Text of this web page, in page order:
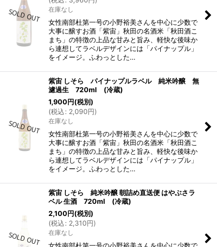
在庫なし
女性南部杜第一号の小野裕美さんを中心に少数で
大事に醸すお酒「紫宙」秋田の名酒米「秋田酒こ
まち」の特徴の上品な甘みと旨み、軽快な後味か
ら連想してラベルデザインには「パイナップル」
をイメージ。ふわっとした…
紫宙 しそら パイナップルラベル 純米吟醸 無
濾過生 720ml (冷蔵)
1,900円(税別)
(税込: 2,090円)
在庫なし
女性南部杜第一号の小野裕美さんを中心に少数で
大事に醸すお酒「紫宙」秋田の名酒米「秋田酒こ
まち」の特徴の上品な甘みと旨み、軽快な後味か
ら連想してラベルデザインには「パイナップル」
をイメージ。ふわっとした…
紫宙 しそら 純米吟醸 朝詰め直送便 はやぶさラ
ベル 生酒 720ml (冷蔵)
2,100円(税別)
(税込: 2,310円)
在庫なし
女性南部杜第一号の小野裕美さんを中心に少数で